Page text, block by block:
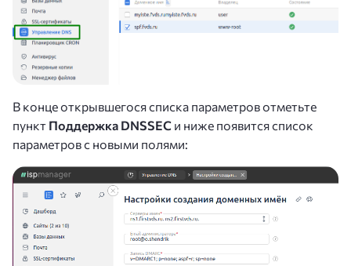
В конце открывшегося списка параметров отметьте
пункт Поддержка DNSSEC и ниже появится список
параметров с новыми полями: